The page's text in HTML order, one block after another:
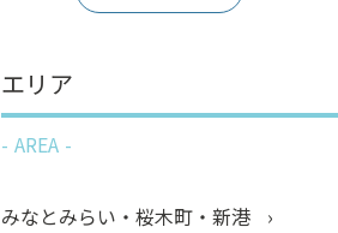
エリア
AREA
みなとみらい・桜木町・新港